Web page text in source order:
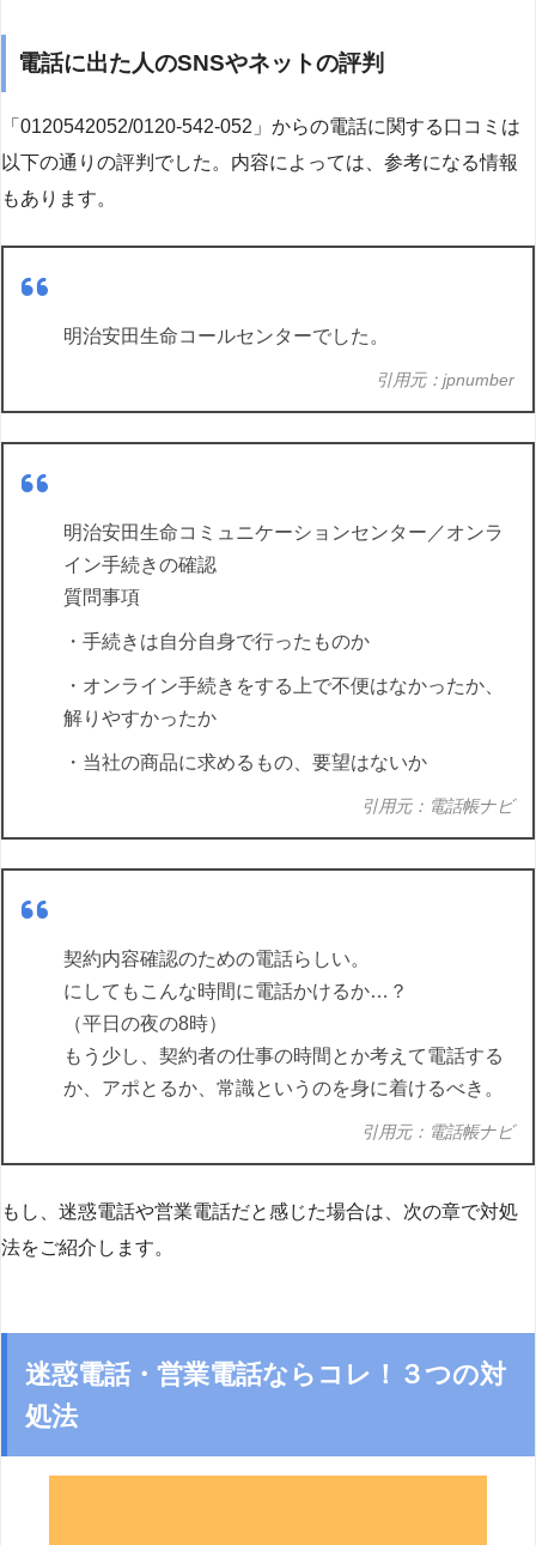
電話に出た人のSNSやネットの評判
「0120542052/0120-542-052」からの電話に関する口コミは
以下の通りの評判でした。内容によっては、参考になる情報
もあります。
明治安田生命コールセンターでした。
引用元：jpnumber
明治安田生命コミュニケーションセンター／オンラ
イン手続きの確認
質問事項
・手続きは自分自身で行ったものか
・オンライン手続きをする上で不便はなかったか、
解りやすかったか
・当社の商品に求めるもの、要望はないか
引用元：電話帳ナビ
契約内容確認のための電話らしい。
にしてもこんな時間に電話かけるか…？
（平日の夜の8時）
もう少し、契約者の仕事の時間とか考えて電話する
か、アポとるか、常識というのを身に着けるべき。
引用元：電話帳ナビ
もし、迷惑電話や営業電話だと感じた場合は、次の章で対処
法をご紹介します。
迷惑電話・営業電話ならコレ！３つの対
処法